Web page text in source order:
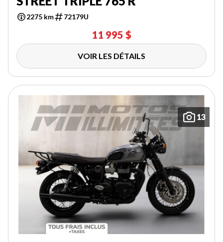
2275 km 72179U
11 995 $
VOIR LES DÉTAILS
13